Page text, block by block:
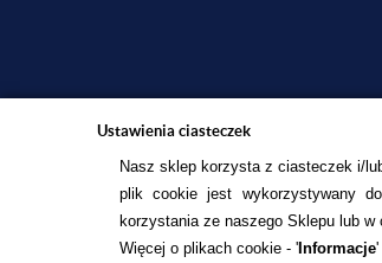
Ustawienia ciasteczek
Nasz sklep korzysta z ciasteczek i/
plik cookie jest wykorzystywany
korzystania ze naszego Sklepu lub
Więcej o plikach cookie - 'Informacje'